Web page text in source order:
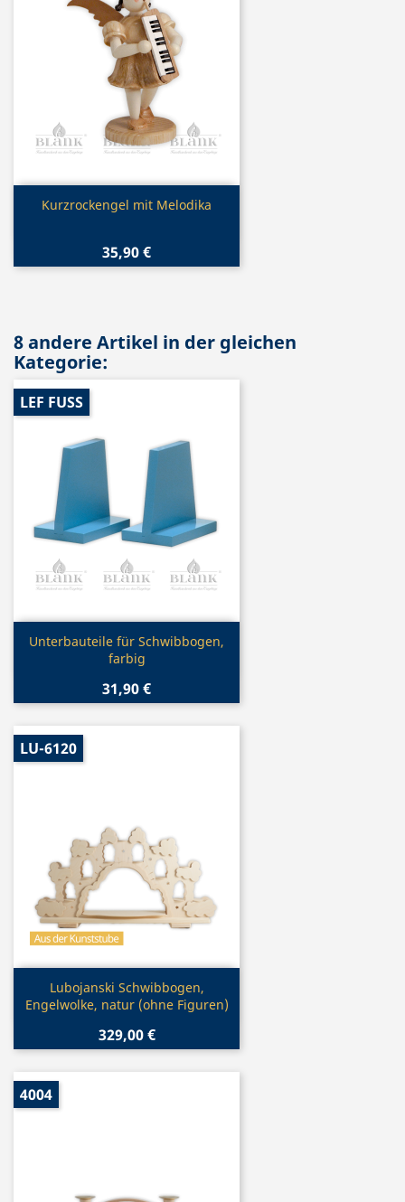
Vorschau
Kurzrockengel mit Melodika
35,90 €
8 andere Artikel in der gleichen
Kategorie:
Vorschau
Unterbauteile für Schwibbogen,
farbig
31,90 €
LEF FUSS
Vorschau
Lubojanski Schwibbogen,
Engelwolke, natur (ohne Figuren)
329,00 €
LU-6120
4004